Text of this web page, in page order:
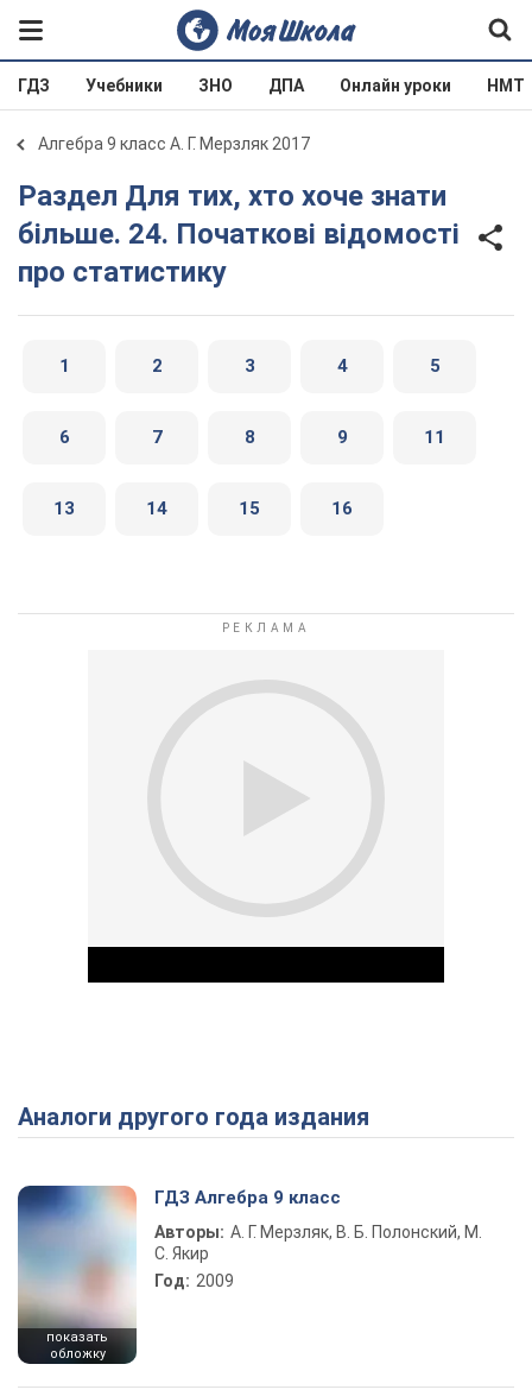
ГДЗ Учебники ЗНО ДПА Онлайн уроки НМТ
Алгебра 9 класс А. Г. Мерзляк 2017
Раздел Для тих, хто хоче знати
більше. 24. Початкові відомості
про статистику
1 2 3 4 5
6 7 8 9 11
13 14 15 16
Play Video
Аналоги другого года издания
показать
обложку
ГДЗ Алгебра 9 класс
Авторы: А. Г. Мерзляк, В. Б. Полонский, М.
С. Якир
Год: 2009